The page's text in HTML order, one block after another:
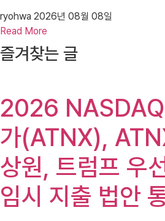
ryohwa 2026년 08월 08일
Read More
즐겨찾는 글
2026
가(ATNX),
상원, 트럼프 우
임시 지출 법안